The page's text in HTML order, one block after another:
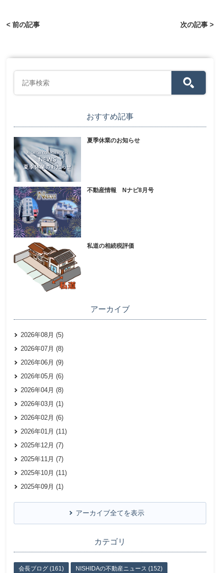
< 前の記事 次の記事 >
おすすめ記事
夏季休業のお知らせ
不動産情報 Nナビ8月号
私道の相続税評価
アーカイブ
2026年08月 (5)
2026年07月 (8)
2026年06月 (9)
2026年05月 (6)
2026年04月 (8)
2026年03月 (1)
2026年02月 (6)
2026年01月 (11)
2025年12月 (7)
2025年11月 (7)
2025年10月 (11)
2025年09月 (1)
アーカイブ全てを表示
カテゴリ
会長ブログ (161) NISHIDAの不動産ニュース (152)